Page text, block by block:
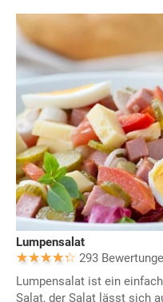
Lumpensalat
293
Lumpensalat ist ein
Salat, der Salat lässt sich